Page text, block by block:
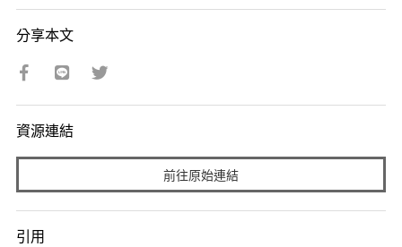
分享本文
資源連結
前往原始連結
引用